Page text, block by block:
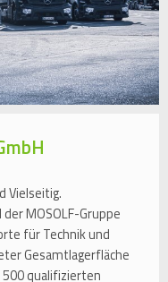
Vielseitig.
der MOSOLF-Gruppe
für Technik und
Gesamtlagerfläche
qualifizierten